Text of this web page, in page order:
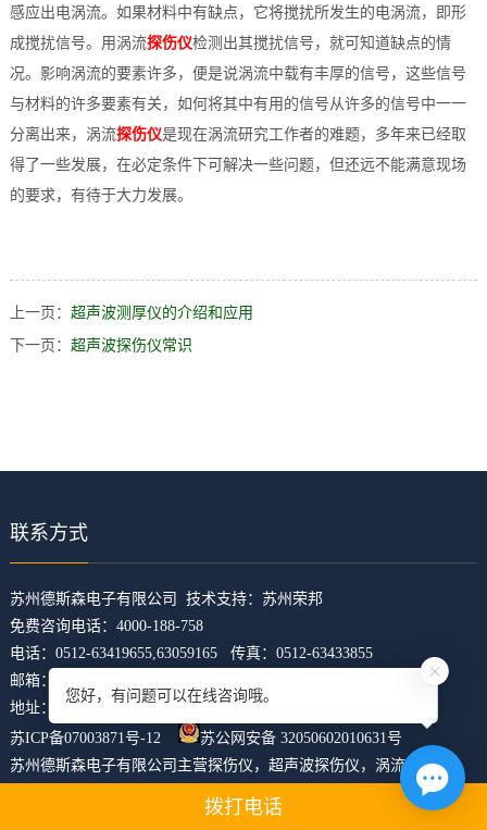
森
感应出电涡流。如果材料中有缺点，它将搅扰所发生的电涡流，即形
成搅扰信号。用涡流探伤仪检测出其搅扰信号，就可知道缺点的情
况。影响涡流的要素许多，便是说涡流中载有丰厚的信号，这些信号
与材料的许多要素有关，如何将其中有用的信号从许多的信号中一一
分离出来，涡流探伤仪是现在涡流研究工作者的难题，多年来已经取
得了一些发展，在必定条件下可解决一些问题，但还远不能满意现场
的要求，有待于大力发展。
上一页： 超声波测厚仪的介绍和应用
下一页： 超声波探伤仪常识
联系方式
​苏州德斯森电子有限公司 技术支持： 苏州荣邦
免费咨询电话：4000-188-758
电话：0512-63419655,63059165 传真：0512-63433855
邮箱：z5421473@126.com
地址：江苏省苏州市吴中区临湖镇东山大道4168号U科技园31幢
苏ICP备07003871号-12
苏公网安备 32050602010631号
苏州德斯森电子有限公司主营探伤仪 ， 超声波探伤仪 ， 涡流探伤仪
，
拨打电话
您好，有问题可以在线咨询哦。